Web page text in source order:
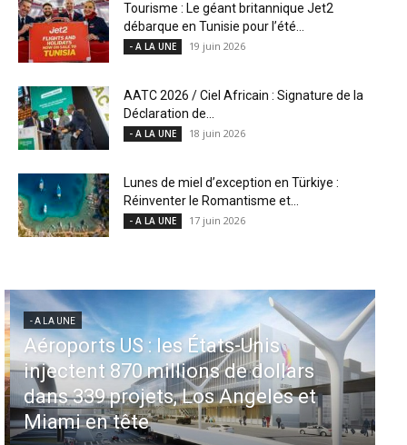
Tourisme : Le géant britannique Jet2
débarque en Tunisie pour l’été...
- A LA UNE 19 juin 2026
AATC 2026 / Ciel Africain : Signature de la
Déclaration de...
- A LA UNE 18 juin 2026
Lunes de miel d’exception en Türkiye :
Réinventer le Romantisme et...
- A LA UNE 17 juin 2026
- A LA UNE
Aéroports US : les États-Unis
injectent 870 millions de dollars
dans 339 projets, Los Angeles et
Miami en tête